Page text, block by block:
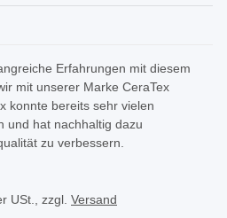
Erfahrungen mit diesem
mit unserer Marke CeraTex
konnte bereits sehr vielen
und hat nachhaltig dazu
zu verbessern.
USt., zzgl. Versand